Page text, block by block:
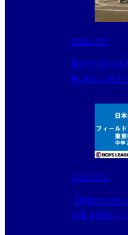
2025.5.5
第37回 東日本
勝 埼玉上尾ボ
2025.5.2
【順延のお知
連盟 2025 フ